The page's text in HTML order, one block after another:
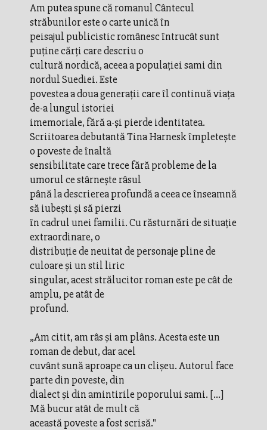
Am putea spune că romanul Cântecul
străbunilor este o carte unică în
peisajul publicistic românesc întrucât sunt
puține cărți care descriu o
cultură nordică, aceea a populației sami din
nordul Suediei. Este
povestea a doua generații care îl continuă viața
de-a lungul istoriei
imemoriale, fără a-și pierde identitatea.
Scriitoarea debutantă Tina Harnesk împletește
o poveste de înaltă
sensibilitate care trece fără probleme de la
umorul ce stârnește râsul
până la descrierea profundă a ceea ce înseamnă
să iubești și să pierzi
în cadrul unei familii. Cu răsturnări de situație
extraordinare, o
distribuție de neuitat de personaje pline de
culoare și un stil liric
singular, acest strălucitor roman este pe cât de
amplu, pe atât de
profund.
„Am citit, am râs și am plâns. Acesta este un
roman de debut, dar acel
cuvânt sună aproape ca un clișeu. Autorul face
parte din poveste, din
dialect și din amintirile poporului sami. […]
Mă bucur atât de mult că
această poveste a fost scrisă."